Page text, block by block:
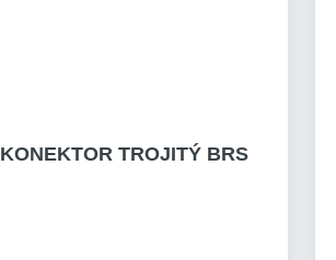
KONEKTOR TROJITÝ BRS